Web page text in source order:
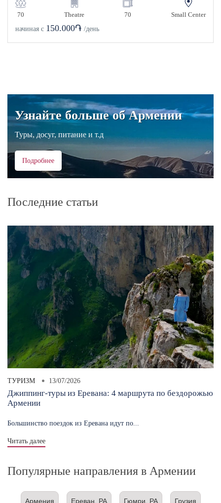
70 Theatre 70
Small Center
начиная с 150.000֏ /день
Узнайте больше об Армении
Туры, досуг, питание и т.д
Подробнее
Последние статьи
ТУРИЗМ 13/07/2026
Джиппинг-туры из Еревана: 4 маршрута по бездорожью
Армении
Большинство поездок из Еревана идут по...
Читать далее
Популярные направления в Армении
Армения Ереван, РА Гюмри, РА Грузия